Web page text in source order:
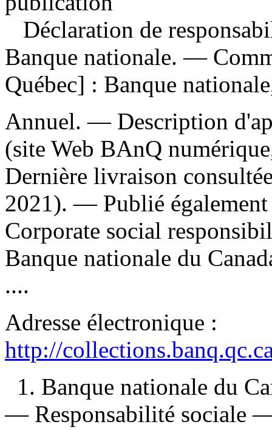
Déclaration de
Banque nationale. —
Québec] : Banque
Annuel. — Description
(site Web BAnQ
Dernière livraison
2021). — Publié
Corporate social
Banque nationale du
....
Adresse électronique :
http://
1. Banque nationale du
— Responsabilité sociale